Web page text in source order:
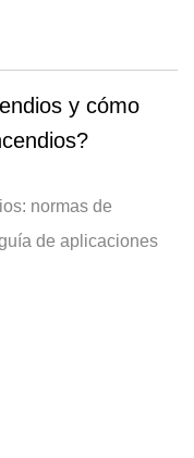
y cómo
normas de
de aplicaciones